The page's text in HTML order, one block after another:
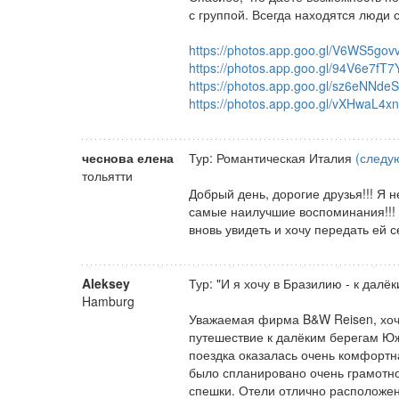
с группой. Всегда находятся люди
https://photos.app.goo.gl/
https://photos.app.goo.gl/
https://photos.app.goo.gl/
https://photos.app.goo.gl/
чеснова елена
тольятти
Тур: Романтическая Италия
Добрый день, дорогие друзья!!! Я
самые наилучшие
вновь увидеть и хочу передать ей
Aleksey
Hamburg
Тур: "И я хочу в Бразилию - к
Уважаемая фирма B&W Reisen,
путешествие к далёким берегам
поездка оказалась очень
было спланировано очень
спешки. Отели отлично